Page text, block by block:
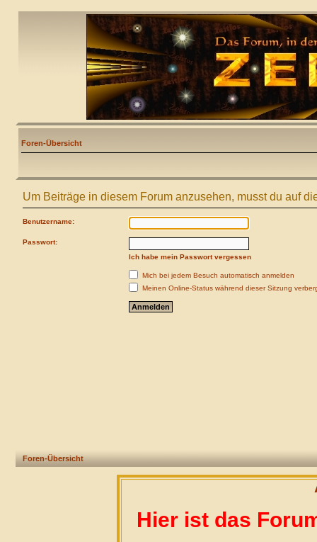
Foren-Übersicht
Um Beiträge in diesem Forum anzusehen, musst du auf
Benutzername:
Passwort:
Ich habe mein Passwort vergessen
Mich bei jedem Besuch automatisch anmelden
Meinen Online-Status während dieser Sitzung
Foren-Übersicht
Hier ist das